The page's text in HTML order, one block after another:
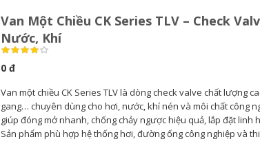
Van Một Chiều CK Series TLV – Check
Nước, Khí
0 đ
Van một chiều CK Series TLV là dòng check valve chất lượng
gang… chuyên dùng cho hơi, nước, khí nén và môi chất công
giúp đóng mở nhanh, chống chảy ngược hiệu quả, lắp đặt linh
Sản phẩm phù hợp hệ thống hơi, đường ống công nghiệp và